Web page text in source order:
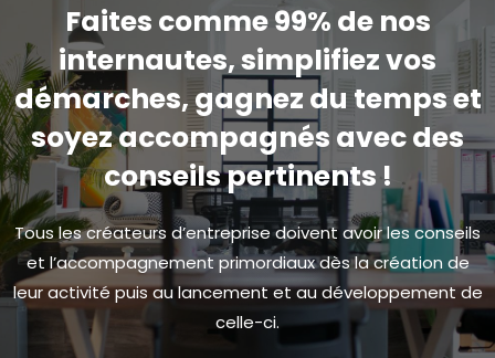
Faites comme 99% de nos
internautes, simplifiez vos
démarches, gagnez du temps et
soyez accompagnés avec des
conseils pertinents !
Tous les créateurs d’entreprise doivent avoir les conseils
et l’accompagnement primordiaux dès la création de
leur activité puis au lancement et au développement de
celle-ci.